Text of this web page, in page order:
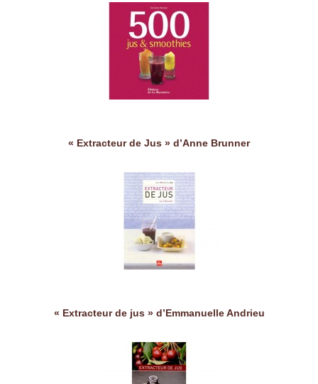
« Extracteur de Jus » d’Anne Brunner
« Extracteur de jus » d’Emmanuelle Andrieu